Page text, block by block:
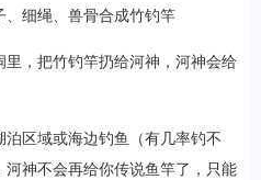
、细绳、兽骨合成竹钓竿
，把竹钓竿扔给河神，河神会给
区域或海边钓鱼（有几率钓不
神不会再给你传说鱼竿了，只能